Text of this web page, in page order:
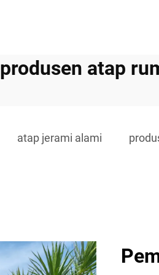
produsen atap
atap jerami alami